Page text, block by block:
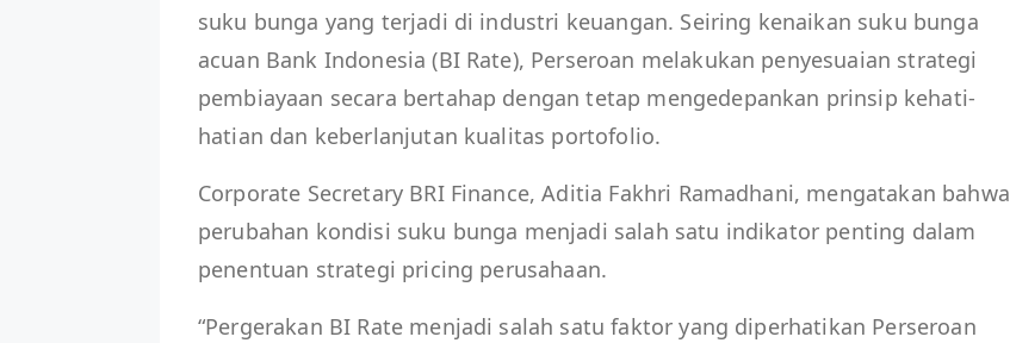
suku bunga yang terjadi di industri keuangan. Seiring kenaikan suku bunga
acuan Bank Indonesia (BI Rate), Perseroan melakukan penyesuaian strategi
pembiayaan secara bertahap dengan tetap mengedepankan prinsip kehati-
hatian dan keberlanjutan kualitas portofolio.
Corporate Secretary BRI Finance, Aditia Fakhri Ramadhani, mengatakan bahwa
perubahan kondisi suku bunga menjadi salah satu indikator penting dalam
penentuan strategi pricing perusahaan.
“Pergerakan BI Rate menjadi salah satu faktor yang diperhatikan Perseroan